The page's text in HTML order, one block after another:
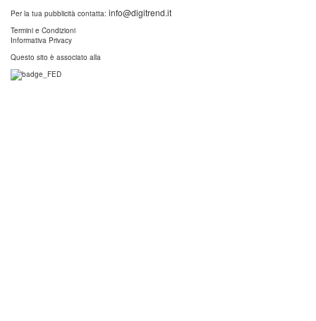
Per la tua pubblicità contatta: info@digitrend.it
Termini e Condizioni
Informativa Privacy
Questo sito è associato alla